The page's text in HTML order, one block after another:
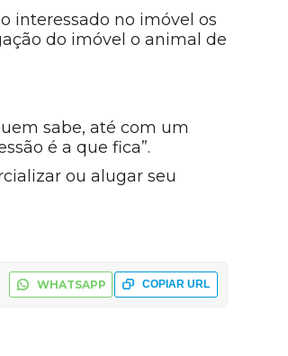
interessado no imóvel os
do imóvel o animal de
sabe, até com um
é a que fica”.
ou alugar seu
COPIAR URL
WHATSAPP